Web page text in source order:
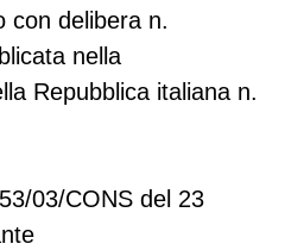
con delibera n.
nella
Repubblica italiana n.
03/CONS del 23